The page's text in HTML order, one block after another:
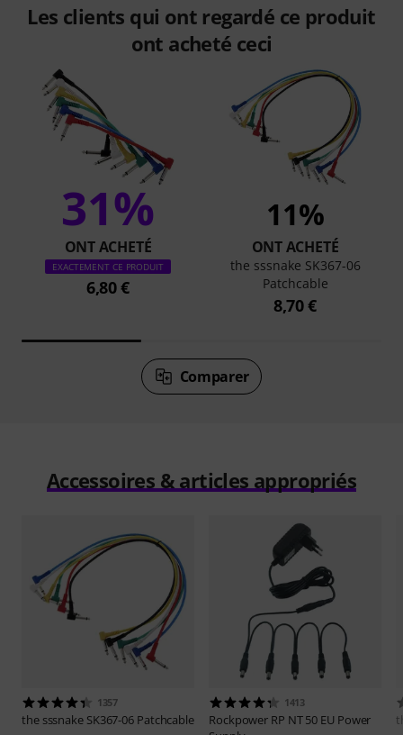
Les clients qui ont regardé ce produit
ont acheté ceci
31%
ONT ACHETÉ
EXACTEMENT CE PRODUIT
6,80 €
11%
ONT ACHETÉ
the sssnake SK367-06
Patchcable
8,70 €
Comparer
Accessoires & articles appropriés
1357
the sssnake SK367-06 Patchcable
1413
Rockpower RP NT 50 EU Power